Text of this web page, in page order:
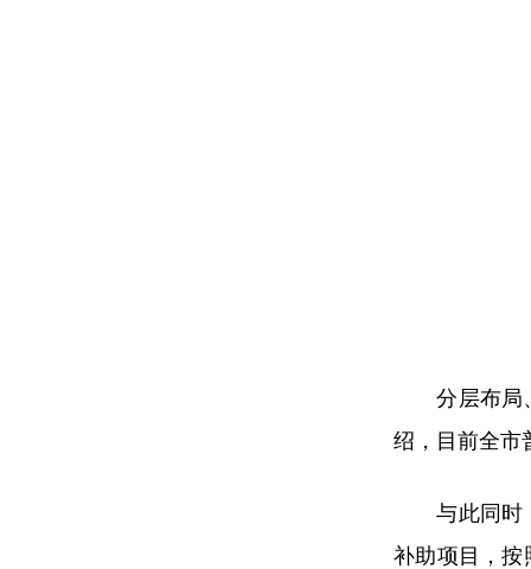
分层布局、
绍，目前全市
与此同时，
补助项目，按